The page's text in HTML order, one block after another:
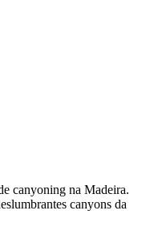
canyoning na Madeira.
canyons da